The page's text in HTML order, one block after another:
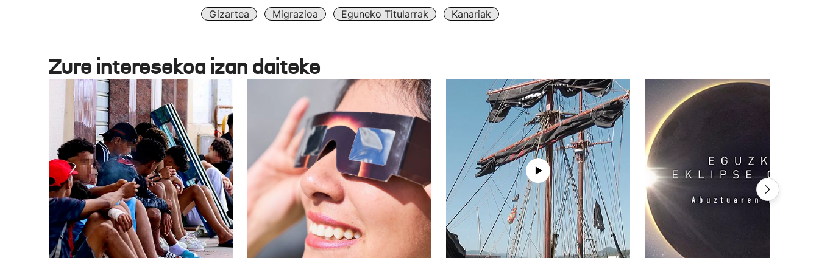
Gizartea Migrazioa Eguneko Titularrak Kanariak
Zure interesekoa izan daiteke